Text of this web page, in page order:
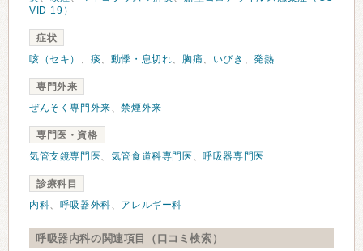
VID-19）
症状
咳（セキ） 、 痰、 動悸・息切れ、 胸痛、 いびき 、発熱
専門外来
ぜんそく専門外来、禁煙外来
専門医・資格
気管支鏡専門医、 気管食道科専門医 、呼吸器専門医
診療科目
内科、 呼吸器外科、 アレルギー科
呼吸器内科の関連項目（口コミ検索）